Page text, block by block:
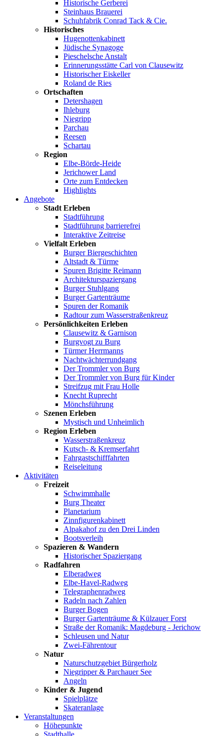
Historische Gerberei
Steinhaus Brauerei
Schuhfabrik Conrad Tack & Cie.
Historisches
Hugenottenkabinett
Jüdische Synagoge
Pieschelsche Anstalt
Erinnerungsstätte Carl von Clausewitz
Historischer Eiskeller
Roland de Ries
Ortschaften
Detershagen
Ihleburg
Niegripp
Parchau
Reesen
Schartau
Region
Elbe-Börde-Heide
Jerichower Land
Orte zum Entdecken
Highlights
Angebote
Stadt Erleben
Stadtführung
Stadtführung barrierefrei
Interaktive Zeitreise
Vielfalt Erleben
Burger Biergeschichten
Altstadt & Türme
Spuren Brigitte Reimann
Architekturspaziergang
Burger Stuhlgang
Burger Gartenträume
Spuren der Romanik
Radtour zum Wasserstraßenkreuz
Persönlichkeiten Erleben
Clausewitz & Garnison
Burgvogt zu Burg
Türmer Herrmanns
Nachtwächterrundgang
Der Trommler von Burg
Der Trommler von Burg für Kinder
Streifzug mit Frau Holle
Knecht Ruprecht
Mönchsführung
Szenen Erleben
Mystisch und Unheimlich
Region Erleben
Wasserstraßenkreuz
Kutsch- & Kremserfahrt
Fahrgastschifffahrten
Reiseleitung
Aktivitäten
Freizeit
Schwimmhalle
Burg Theater
Planetarium
Zinnfigurenkabinett
Alpakahof zu den Drei Linden
Bootsverleih
Spazieren & Wandern
Historischer Spaziergang
Radfahren
Elberadweg
Elbe-Havel-Radweg
Telegraphenradweg
Radeln nach Zahlen
Burger Bogen
Burger Gartenträume & Külzauer Forst
Straße der Romanik: Magdeburg - Jerichow
Schleusen und Natur
Zwei-Fährentour
Natur
Naturschutzgebiet Bürgerholz
Niegripper & Parchauer See
Angeln
Kinder & Jugend
Spielplätze
Skateranlage
Veranstaltungen
Höhepunkte
Stadthalle